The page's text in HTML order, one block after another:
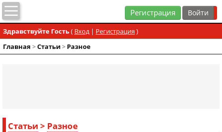
Регистрация
Здравствуйте Гость( Вход| Регистрация )
Главная >Статьи> Разное
Статьи > Разное